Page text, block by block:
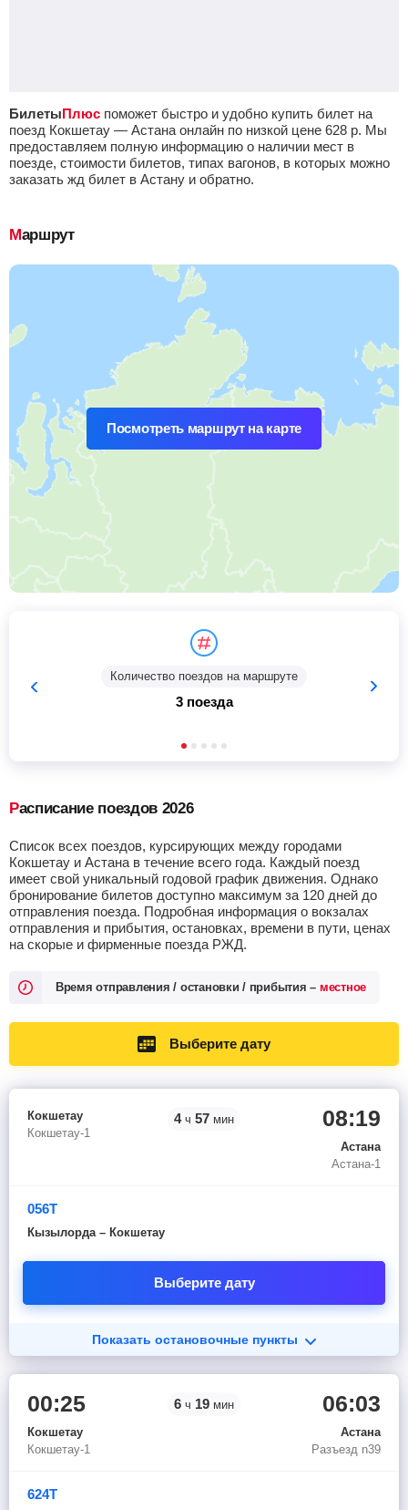
БилетыПлюс поможет быстро и удобно купить билет на
поезд Кокшетау — Астана онлайн по низкой цене 628 р. Мы
предоставляем полную информацию о наличии мест в
поезде, стоимости билетов, типах вагонов, в которых можно
заказать жд билет в Астану и обратно.
Маршрут
Посмотреть маршрут на карте
Количество поездов на маршруте
3 поезда
Расписание поездов 2026
Список всех поездов, курсирующих между городами
Кокшетау и Астана в течение всего года. Каждый поезд
имеет свой уникальный годовой график движения. Однако
бронирование билетов доступно максимум за 120 дней до
отправления поезда. Подробная информация о вокзалах
отправления и прибытия, остановках, времени в пути, ценах
на скорые и фирменные поезда РЖД.
Время отправления / остановки / прибытия – местное
Выберите дату
Кокшетау
Кокшетау-1
4 ч 57 мин 08:19
Астана
Астана-1
056Т
Кызылорда – Кокшетау
Выберите дату
Показать остановочные пункты
00:25
Кокшетау
Кокшетау-1
6 ч 19 мин 06:03
Астана
Разъезд n39
624Т